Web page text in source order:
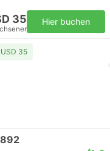
35 Hier buchen
35